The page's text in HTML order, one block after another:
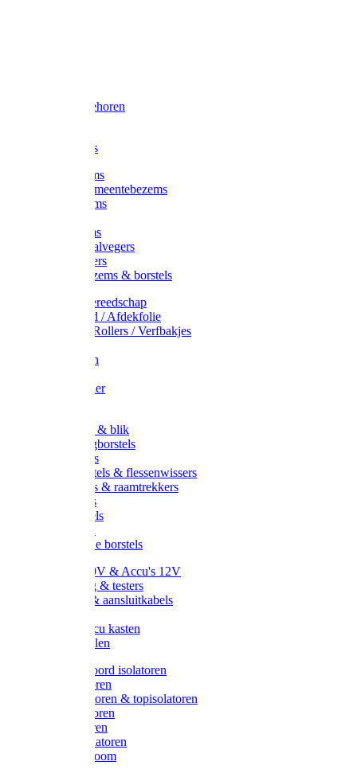
Slede toebehoren
Composters
Straatbezems
Stads- / Gemeentebezems
Terrasbezems
Gootbezems
Kamer-/Zaalvegers
Vloertrekkers
Onkruidbezems & borstels
Schildersgereedschap
Afplakband / Afdekfolie
Kwasten / Rollers / Verfbakjes
Afdekfoliën
Schuurpapier
Handveger & blik
Voetenveegborstels
Handvegers
Afwasborstels & flessenwissers
Wasborstels & raamtrekkers
Tonborstels
Werkborstels
Hygienische borstels
Batterijen 9V & Accu's 12V
Beveiliging & testers
Kabelsets & aansluitkabels
Metalen accu kasten
Zonnepanelen
Draad & koord isolatoren
Ringisolatoren
Extra isolatoren & topisolatoren
Hoekisolatoren
Lintisolatoren
Afstandisolatoren
Isolatorenboom